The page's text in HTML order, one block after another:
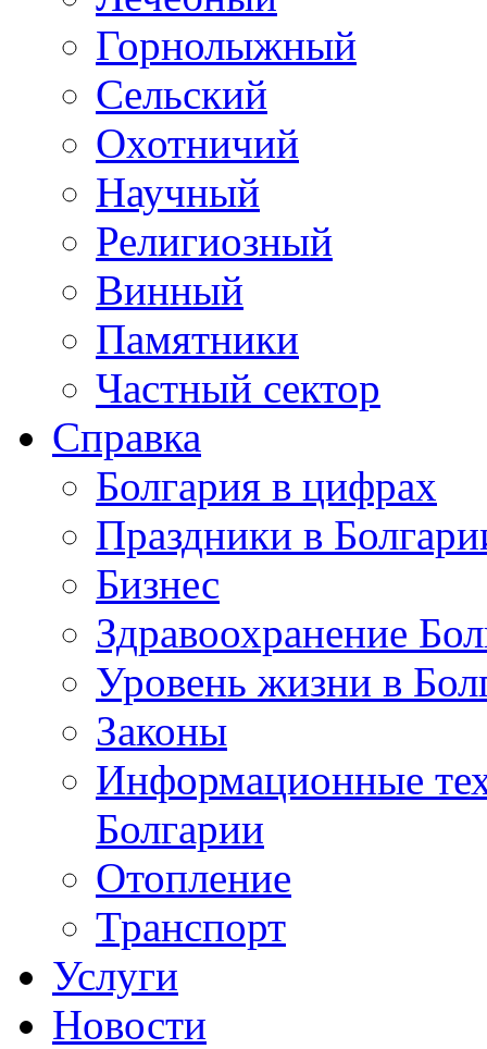
Горнолыжный
Сельский
Охотничий
Научный
Религиозный
Винный
Памятники
Частный сектор
Справка
Болгария в цифрах
Праздники в
Бизнес
Здравоохранение
Уровень жизни в
Законы
Информационные
Болгарии
Отопление
Транспорт
Услуги
Новости